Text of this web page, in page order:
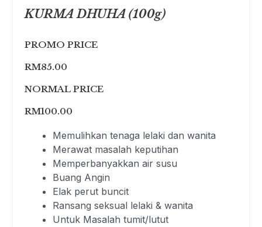
KURMA DHUHA (100g)
PROMO PRICE
RM85.00
NORMAL PRICE
RM100.00
Memulihkan tenaga lelaki dan wanita
Merawat masalah keputihan
Memperbanyakkan air susu
Buang Angin
Elak perut buncit
Ransang seksual lelaki & wanita
Untuk Masalah tumit/lutut